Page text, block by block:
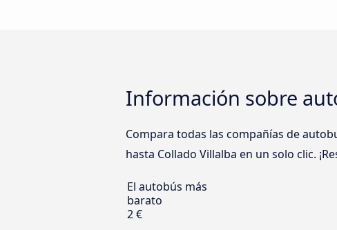
Información sobre
Compara todas las compañías de
hasta Collado Villalba en un solo clic.
El autobús más
barato
2 €